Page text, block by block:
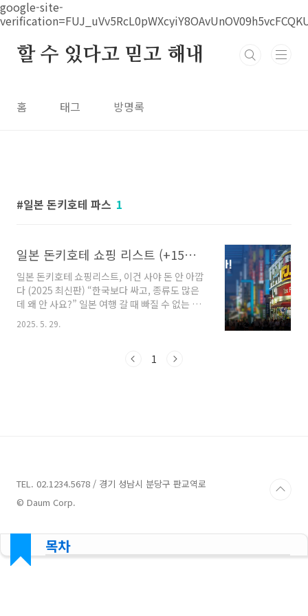
google-site-
본문 바로가기
할 수 있다고 믿고 해내
홈 태그 방명록
일본 돈키호테 파스 1
일본 돈키호테 쇼핑 리스트 (+15% 할인쿠폰 받아가세요)
일본 돈키호테 쇼핑리스트, 이건 사야 돈 안 아깝
다 (2025 최신판) “한국보다 싸고, 종류도 많은
데 왜 안 사요?” 일본 여행 갈 때 빠질 수 없는 코
스, 바로 돈키호테다. 가격은 저렴하고 면세까지
가능하니, 한국에서 비싸서 망설였던 물건들도
쇼핑 리스트만 챙겨가면, 후회 없는 소비가 가능
2025. 5. 29.
1
TEL. 02.1234.5678 / 경기 성남시 분당구 판교역로
© Daum Corp.
목차